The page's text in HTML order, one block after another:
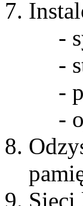
-
-
-
-
Sieci